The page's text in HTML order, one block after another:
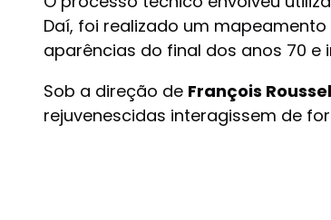
Daí, foi realizado um
aparências do final dos anos 70 e
Sob a direção de François
rejuvenescidas interagissem de